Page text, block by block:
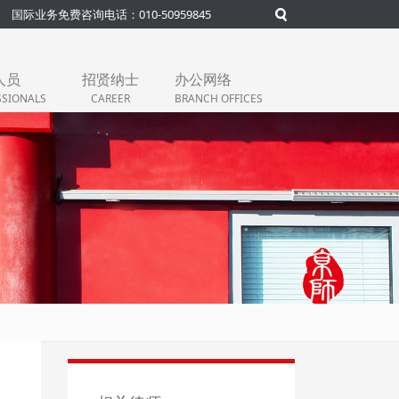
国际业务免费咨询电话：010-50959845
员 招贤纳士
CAREER
办公网络
BRANCH OFFICES